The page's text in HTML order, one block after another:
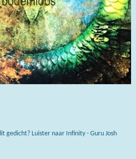
gedicht? Luister naar Infinity - Guru Josh